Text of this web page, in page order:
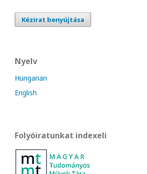
Kézirat benyújtása
Nyelv
Hungarian
English
Folyóiratunkat indexeli